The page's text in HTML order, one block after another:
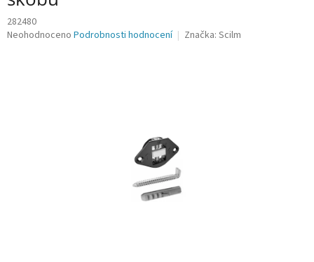
282480
Průměrné
Neohodnoceno Podrobnosti hodnocení Značka: Scilm